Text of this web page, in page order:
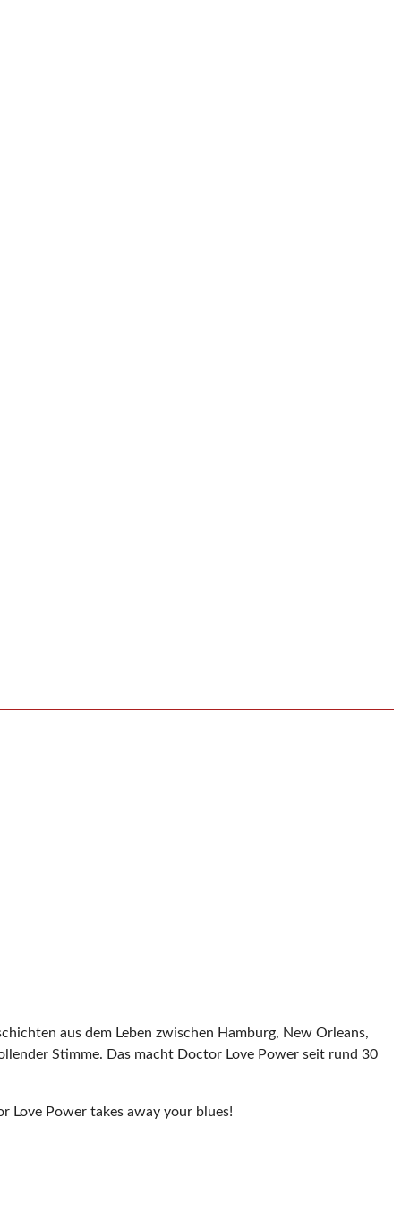
aus dem Leben zwischen Hamburg, New Orleans,
Stimme. Das macht Doctor Love Power seit rund 30
Love Power takes away your blues!